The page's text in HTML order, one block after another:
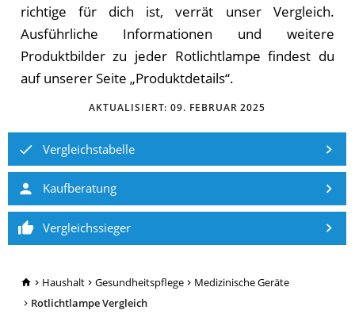
TopRatgeber24.de
Haushalt Gesundheitspflege
Medizinische Geräte
Rotlichtlampe Vergleich
richtige für dich ist, verrät unser Vergleich.
Ausführliche Informationen und weitere
Produktbilder zu jeder Rotlichtlampe findest du
auf unserer Seite „Produktdetails“.
AKTUALISIERT:09. FEBRUAR 2025
Vergleichstabelle
Kaufberatung
Vergleichssieger